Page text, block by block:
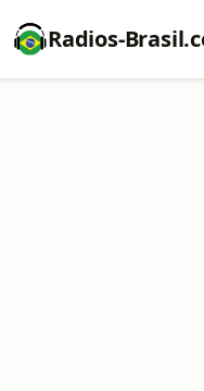
Radios-